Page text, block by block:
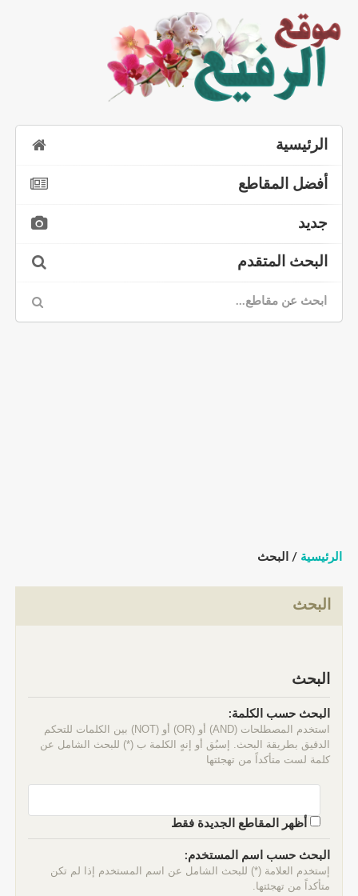
الرئيسية
أفضل المقاطع
جديد
البحث المتقدم
الرئيسية / البحث
البحث
البحث
البحث حسب الكلمة:
استخدم المصطلحات (AND) أو (OR) أو (NOT) بين الكلمات للتحكم
الدقيق بطريقة البحث. إسبُق أو إنهٍ الكلمة ب (*) للبحث الشامل عن
كلمة لست متأكداً من تهجئتها
أظهر المقاطع الجديدة فقط
البحث حسب اسم المستخدم:
إستخدم العلامة (*) للبحث الشامل عن اسم المستخدم إذا لم تكن
متأكداً من تهجئتها.